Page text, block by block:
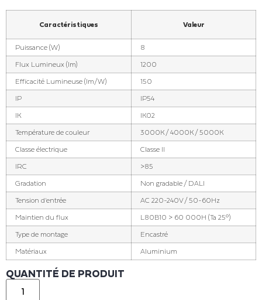
Caractéristiques Valeur
Puissance (W) 8
Flux Lumineux (lm) 1200
Efficacité Lumineuse (lm/W) 150
IP IP54
IK IK02
Température de couleur 3000K / 4000K / 5000K
Classe électrique Classe II
IRC >85
Gradation Non gradable / DALI
Tension d'entrée AC 220-240V / 50-60Hz
Maintien du flux L80B10 > 60 000H (Ta 25°)
Type de montage Encastré
Matériaux Aluminium
QUANTITÉ DE PRODUIT